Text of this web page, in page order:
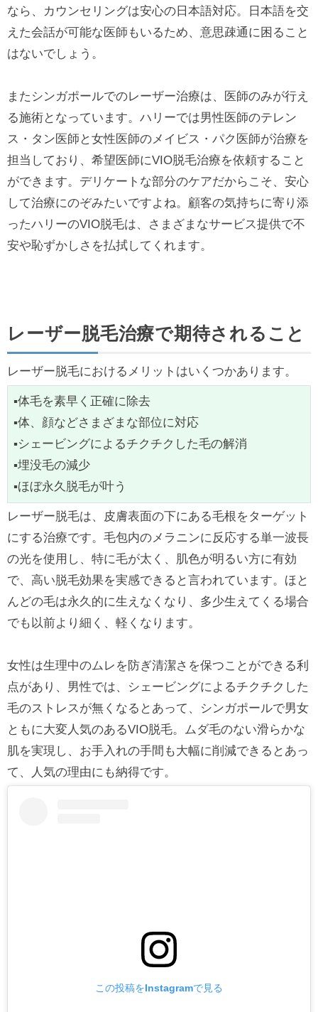
なら、カウンセリングは安心の日本語対応。日本語を交
えた会話が可能な医師もいるため、意思疎通に困ること
はないでしょう。
またシンガポールでのレーザー治療は、医師のみが行え
る施術となっています。ハリーでは男性医師のテレン
ス・タン医師と女性医師のメイビス・パク医師が治療を
担当しており、希望医師にVIO脱毛治療を依頼すること
ができます。デリケートな部分のケアだからこそ、安心
して治療にのぞみたいですよね。顧客の気持ちに寄り添
ったハリーのVIO脱毛は、さまざまなサービス提供で不
安や恥ずかしさを払拭してくれます。
レーザー脱毛治療で期待されること
レーザー脱毛におけるメリットはいくつかあります。
▪体毛を素早く正確に除去
▪体、顔などさまざまな部位に対応
▪シェービングによるチクチクした毛の解消
▪埋没毛の減少
▪ほぼ永久脱毛が叶う
レーザー脱毛は、皮膚表面の下にある毛根をターゲット
にする治療です。毛包内のメラニンに反応する単一波長
の光を使用し、特に毛が太く、肌色が明るい方に有効
で、高い脱毛効果を実感できると言われています。ほと
んどの毛は永久的に生えなくなり、多少生えてくる場合
でも以前より細く、軽くなります。
女性は生理中のムレを防ぎ清潔さを保つことができる利
点があり、男性では、シェービングによるチクチクした
毛のストレスが無くなるとあって、シンガポールで男女
ともに大変人気のあるVIO脱毛。ムダ毛のない滑らかな
肌を実現し、お手入れの手間も大幅に削減できるとあっ
て、人気の理由にも納得です。
この投稿をInstagramで見る